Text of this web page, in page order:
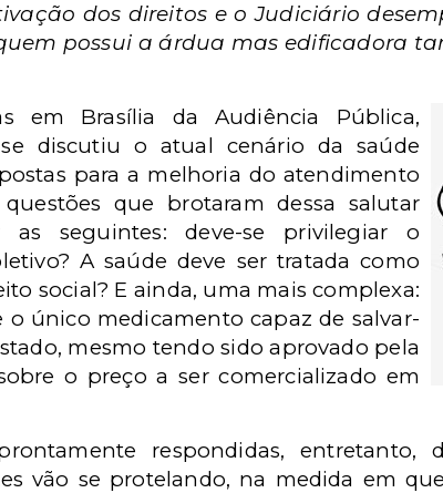
dos direitos e o Judiciário
possui a árdua mas edificadora
em Brasília da Audiência Pública,
discutiu o atual cenário da saúde
para a melhoria do atendimento
que brotaram dessa salutar
as seguintes: deve-se privilegiar o
A saúde deve ser tratada como
social? E ainda, uma mais complexa:
único medicamento capaz de salvar-
mesmo tendo sido aprovado pela
o preço a ser comercializado em
respondidas,
vão se protelando, na medida em